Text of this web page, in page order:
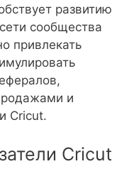
развитию
сообщества
привлекать
и
Cricut.
Cricut